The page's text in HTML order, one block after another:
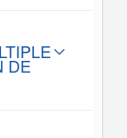
DE